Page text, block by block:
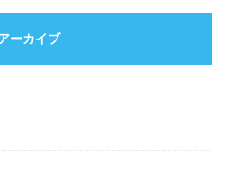
ーカイブ